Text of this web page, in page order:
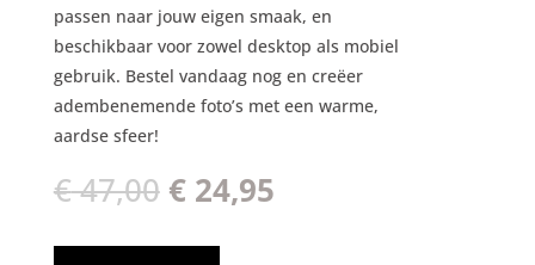
passen naar jouw eigen smaak, en
beschikbaar voor zowel desktop als mobiel
gebruik. Bestel vandaag nog en creëer
adembenemende foto’s met een warme,
aardse sfeer!
€47,00 Oorspronkelijke
prijs
was:
€24,95Huidige